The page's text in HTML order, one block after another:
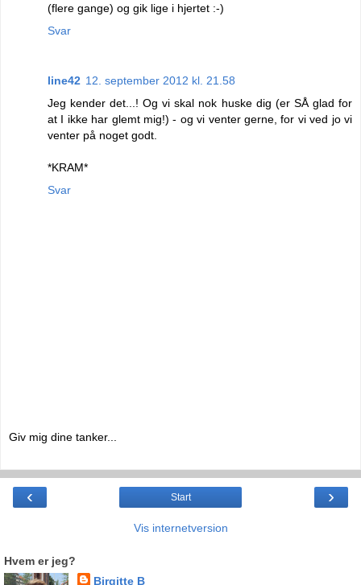
(flere gange) og gik lige i hjertet :-)
Svar
line42 12. september 2012 kl. 21.58
Jeg kender det...! Og vi skal nok huske dig (er SÅ glad for
at I ikke har glemt mig!) - og vi venter gerne, for vi ved jo vi
venter på noget godt.
*KRAM*
Svar
Giv mig dine tanker...
‹ ›
Start
Vis internetversion
Hvem er jeg?
Birgitte B